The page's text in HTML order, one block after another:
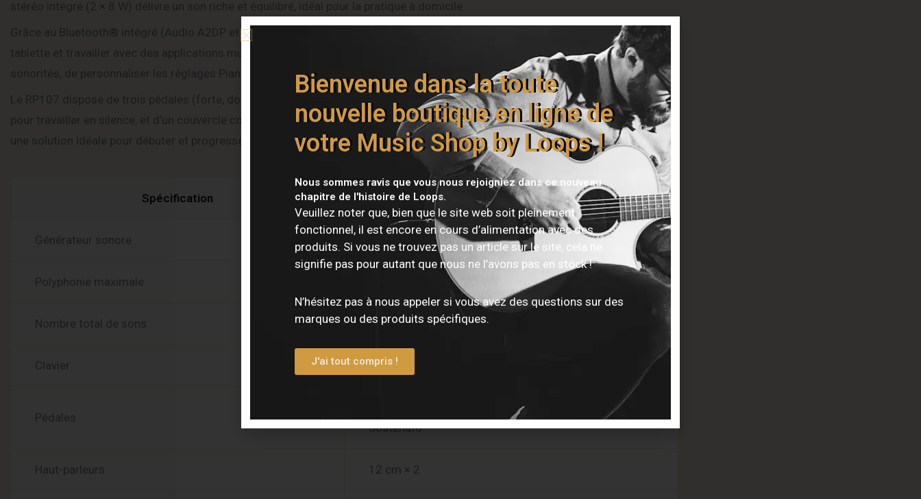
Grâce au Bluetooth® intégré (Audio A2DP et MIDI), vous pouvez diffuser vos morceaux préférés depuis un smartphone ou une
permet d’accéder à 324
sonorités, de personnaliser les réglages Piano Designer et de suivre des leçons interactives.
Le RP107 dispose de trois pédales (forte, douce, sostenuto), d’un mode Twin Piano pour jouer en duo, d’une double sortie casque
pour travailler en silence, et d’un couvercle coulissant intégré pour protéger le clavier. Compact, élégant et complet, il constitue
une solution idéale pour débuter et progresser dans les meilleures conditions.
Spécification Détail
Générateur sonore SuperNATURAL Piano
Polyphonie maximale
Nombre total de sons 324
Clavier PHA-4 Standard (88 touches, escapement, Ivory Feel)
Pédales
Damper (détection continue), Soft (détection continue),
Sostenuto
Haut-parleurs 12 cm × 2
Bienvenue dans la toute
nouvelle boutique en ligne de
votre Music Shop by Loops !
Nous sommes ravis que vous nous rejoigniez dans ce nouveau
chapitre de l'histoire de Loops.
Veuillez noter que, bien que le site web soit pleinement
fonctionnel, il est encore en cours d’alimentation avec des
produits. Si vous ne trouvez pas un article sur le site, cela ne
signifie pas pour autant que nous ne l’avons pas en stock !
N’hésitez pas à nous appeler si vous avez des questions sur des
marques ou des produits spécifiques.
J'ai tout compris !